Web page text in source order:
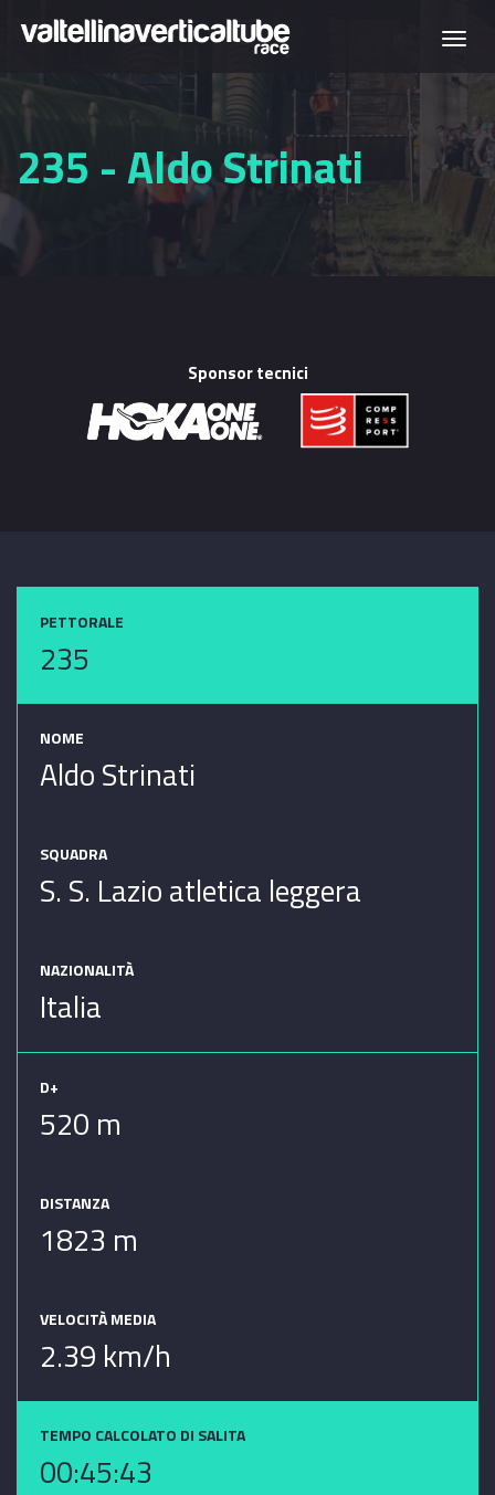
Salta al contenuto principale
235 - Aldo Strinati
Sponsor tecnici
PETTORALE
235
NOME
Aldo Strinati
SQUADRA
S. S. Lazio atletica leggera
NAZIONALITÀ
Italia
D+
520 m
DISTANZA
1823 m
VELOCITÀ MEDIA
2.39 km/h
TEMPO CALCOLATO DI SALITA
00:45:43